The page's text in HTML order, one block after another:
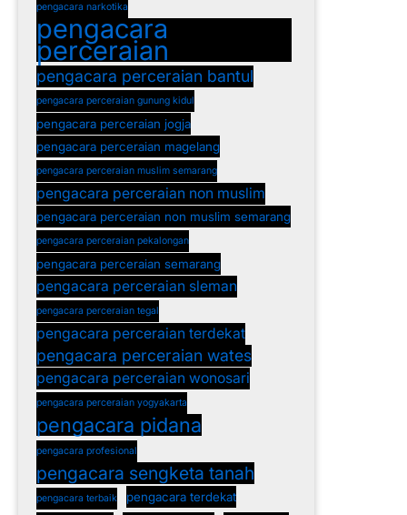
pengacara narkotika
pengacara
perceraian
pengacara perceraian bantul
pengacara perceraian gunung kidul
pengacara perceraian jogja
pengacara perceraian magelang
pengacara perceraian muslim semarang
pengacara perceraian non muslim
pengacara perceraian non muslim semarang
pengacara perceraian pekalongan
pengacara perceraian semarang
pengacara perceraian sleman
pengacara perceraian tegal
pengacara perceraian terdekat
pengacara perceraian wates
pengacara perceraian wonosari
pengacara perceraian yogyakarta
pengacara pidana
pengacara profesional
pengacara sengketa tanah
pengacara terbaik pengacara terdekat